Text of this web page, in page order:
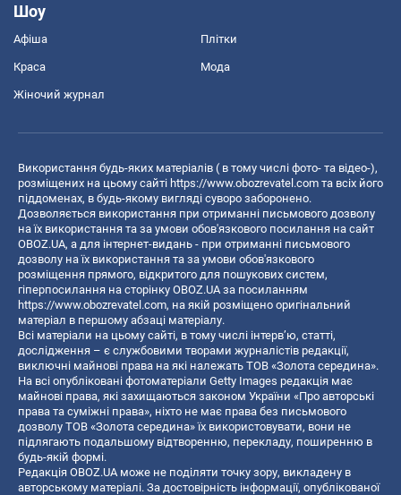
Шоу
Афіша Плітки
Краса Мода
Жіночий журнал
Використання будь-яких матеріалів ( в тому числі фото- та відео-),
розміщених на цьому сайті https://www.obozrevatel.com та всіх його
піддоменах, в будь-якому вигляді суворо заборонено.
Дозволяється використання при отриманні письмового дозволу
на їх використання та за умови обов'язкового посилання на сайт
OBOZ.UA, а для інтернет-видань - при отриманні письмового
дозволу на їх використання та за умови обов'язкового
розміщення прямого, відкритого для пошукових систем,
гіперпосилання на сторінку OBOZ.UA за посиланням
https://www.obozrevatel.com, на якій розміщено оригінальний
матеріал в першому абзаці матеріалу.
Всі матеріали на цьому сайті, в тому числі інтерв’ю, статті,
дослідження – є службовими творами журналістів редакції,
виключні майнові права на які належать ТОВ «Золота середина».
На всі опубліковані фотоматеріали Getty Images редакція має
майнові права, які захищаються законом України «Про авторські
права та суміжні права», ніхто не має права без письмового
дозволу ТОВ «Золота середина» їх використовувати, вони не
підлягають подальшому відтворенню, перекладу, поширенню в
будь-якій формі.
Редакція OBOZ.UA може не поділяти точку зору, викладену в
авторському матеріалі. За достовірність інформації, опублікованої